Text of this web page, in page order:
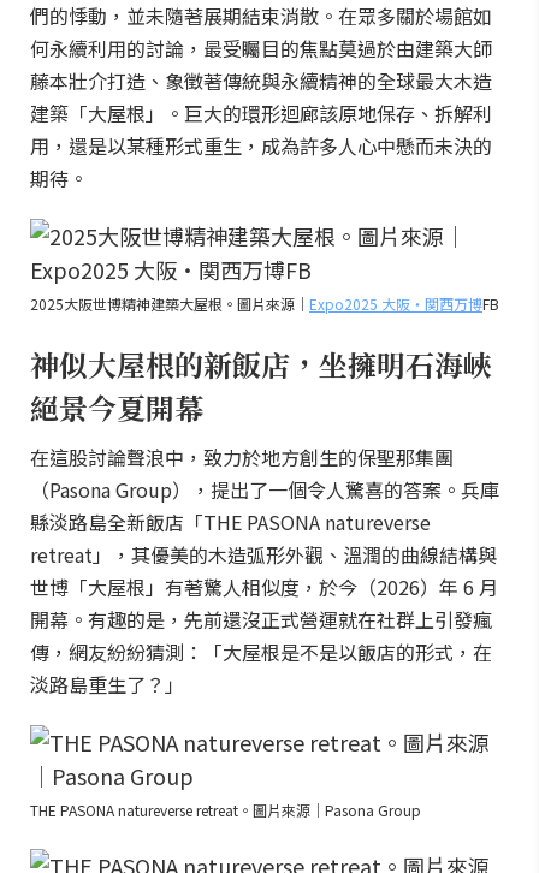
們的悸動，並未隨著展期結束消散。在眾多關於場館如
何永續利用的討論，最受矚目的焦點莫過於由建築大師
藤本壯介打造、象徵著傳統與永續精神的全球最大木造
建築「大屋根」。巨大的環形迴廊該原地保存、拆解利
用，還是以某種形式重生，成為許多人心中懸而未決的
期待。
2025大阪世博精神建築大屋根。圖片來源｜ Expo2025 大阪・関西万博FB
神似大屋根的新飯店，坐擁明石海峽
絕景今夏開幕
在這股討論聲浪中，致力於地方創生的保聖那集團
（Pasona Group），提出了一個令人驚喜的答案。兵庫
縣淡路島全新飯店「THE PASONA natureverse
retreat」，其優美的木造弧形外觀、溫潤的曲線結構與
世博「大屋根」有著驚人相似度，於今（2026）年 6 月
開幕。有趣的是，先前還沒正式營運就在社群上引發瘋
傳，網友紛紛猜測：「大屋根是不是以飯店的形式，在
淡路島重生了？」
THE PASONA natureverse retreat。圖片來源｜Pasona Group